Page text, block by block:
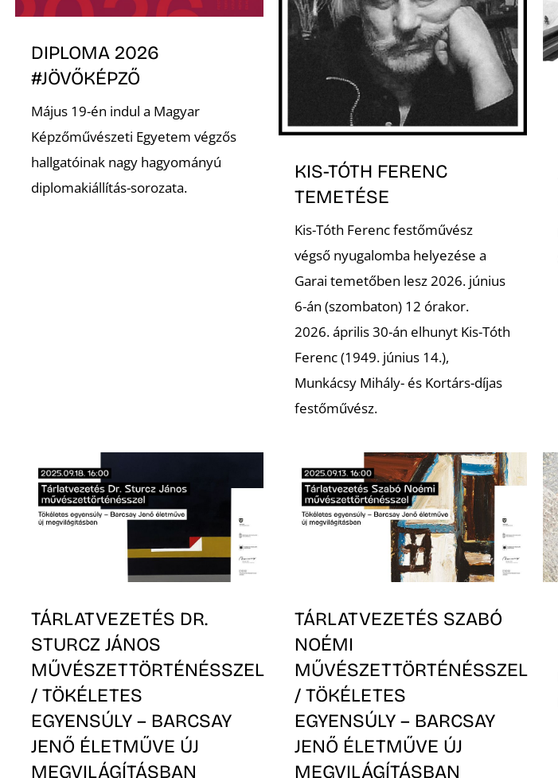
DIPLOMA 2026
#JÖVŐKÉPZŐ
Május 19-én indul a Magyar
Képzőművészeti Egyetem végzős
hallgatóinak nagy hagyományú
diplomakiállítás-sorozata.
KIS-TÓTH FERENC
TEMETÉSE
Kis-Tóth Ferenc festőművész
végső nyugalomba helyezése a
Garai temetőben lesz 2026. június
6-án (szombaton) 12 órakor.
2026. április 30-án elhunyt Kis-Tóth
Ferenc (1949. június 14.),
Munkácsy Mihály- és Kortárs-díjas
festőművész.
TÁRLATVEZETÉS DR.
STURCZ JÁNOS
MŰVÉSZETTÖRTÉNÉSSZEL
/ TÖKÉLETES
EGYENSÚLY – BARCSAY
JENŐ ÉLETMŰVE ÚJ
MEGVILÁGÍTÁSBAN
TÁRLATVEZETÉS SZABÓ
NOÉMI
MŰVÉSZETTÖRTÉNÉSSZEL
/ TÖKÉLETES
EGYENSÚLY – BARCSAY
JENŐ ÉLETMŰVE ÚJ
MEGVILÁGÍTÁSBAN